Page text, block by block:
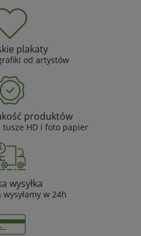
plakaty
od artystów
produktów
tusze HD i foto papier
wysyłka
w 24h